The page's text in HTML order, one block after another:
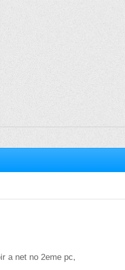
a net no 2eme pc,